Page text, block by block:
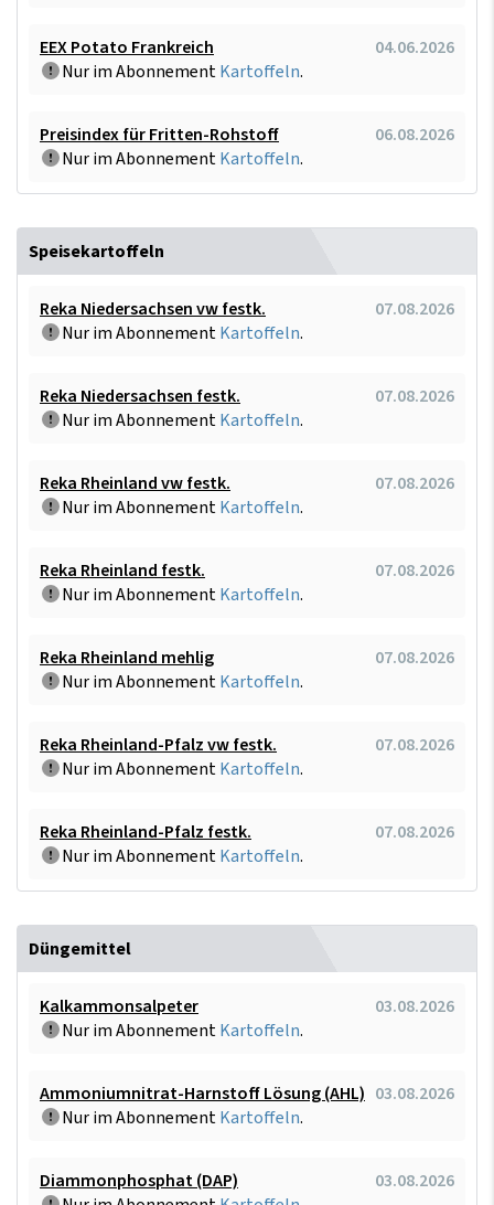
EEX Potato Frankreich
04.06.2026
Nur im AbonnementKartoffeln.
Preisindex für Fritten-Rohstoff
06.08.2026
Nur im AbonnementKartoffeln.
Speisekartoffeln
Reka Niedersachsen vw festk.
07.08.2026
Nur im AbonnementKartoffeln.
Reka Niedersachsen festk.
07.08.2026
Nur im AbonnementKartoffeln.
Reka Rheinland vw festk.
07.08.2026
Nur im AbonnementKartoffeln.
Reka Rheinland festk.
07.08.2026
Nur im AbonnementKartoffeln.
Reka Rheinland mehlig
07.08.2026
Nur im AbonnementKartoffeln.
Reka Rheinland-Pfalz vw festk.
07.08.2026
Nur im AbonnementKartoffeln.
Reka Rheinland-Pfalz festk.
07.08.2026
Nur im AbonnementKartoffeln.
Düngemittel
Kalkammonsalpeter
03.08.2026
Nur im AbonnementKartoffeln.
Ammoniumnitrat-Harnstoff Lösung (AHL) 03.08.2026
Nur im AbonnementKartoffeln.
Diammonphosphat (DAP)
03.08.2026